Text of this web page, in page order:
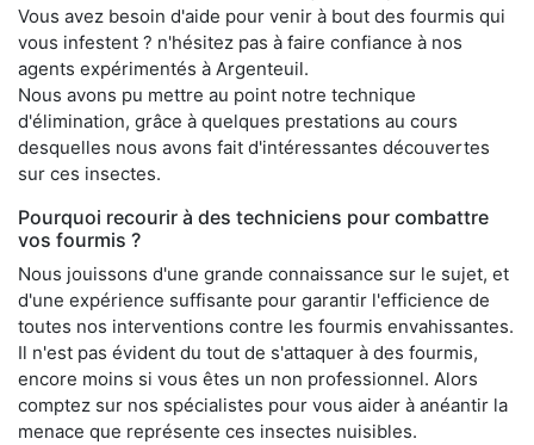
Vous avez besoin d'aide pour venir à bout des fourmis qui
vous infestent ? n'hésitez pas à faire confiance à nos
agents expérimentés à Argenteuil.
Nous avons pu mettre au point notre technique
d'élimination, grâce à quelques prestations au cours
desquelles nous avons fait d'intéressantes découvertes
sur ces insectes.
Pourquoi recourir à des techniciens pour combattre
vos fourmis ?
Nous jouissons d'une grande connaissance sur le sujet, et
d'une expérience suffisante pour garantir l'efficience de
toutes nos interventions contre les fourmis envahissantes.
Il n'est pas évident du tout de s'attaquer à des fourmis,
encore moins si vous êtes un non professionnel. Alors
comptez sur nos spécialistes pour vous aider à anéantir la
menace que représente ces insectes nuisibles.